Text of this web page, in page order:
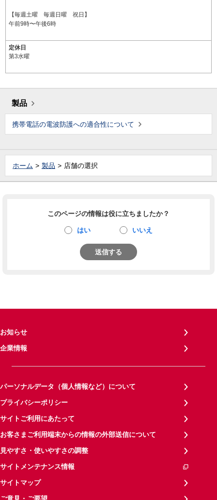
【毎週土曜 毎週日曜 祝日】
午前9時〜午後6時
定休日
第3水曜
製品
携帯電話の電波防護への適合性について
ホーム 製品 店舗の選択
このページの情報は役に立ちましたか？
はい いいえ
送信する
お知らせ
企業情報
パーソナルデータ（個人情報など）について
プライバシーポリシー
サイトご利用にあたって
お客さまご利用端末からの情報の外部送信について
見やすさ・使いやすさの調整
サイトメンテナンス情報
サイトマップ